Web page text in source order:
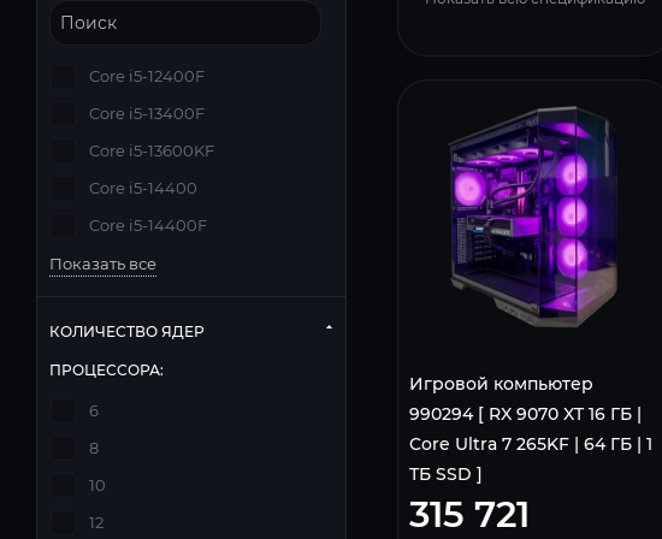
Игровой компьютер
990294 [ RX 9070 XT 16 ГБ |
Core Ultra 7 265KF | 64 ГБ | 1
ТБ SSD ]
315 721
Core i5-12400F
Core i5-13400F
Core i5-13600KF
Core i5-14400
Core i5-14400F
Показать все
КОЛИЧЕСТВО ЯДЕР
ПРОЦЕССОРА:
6
8
10
12